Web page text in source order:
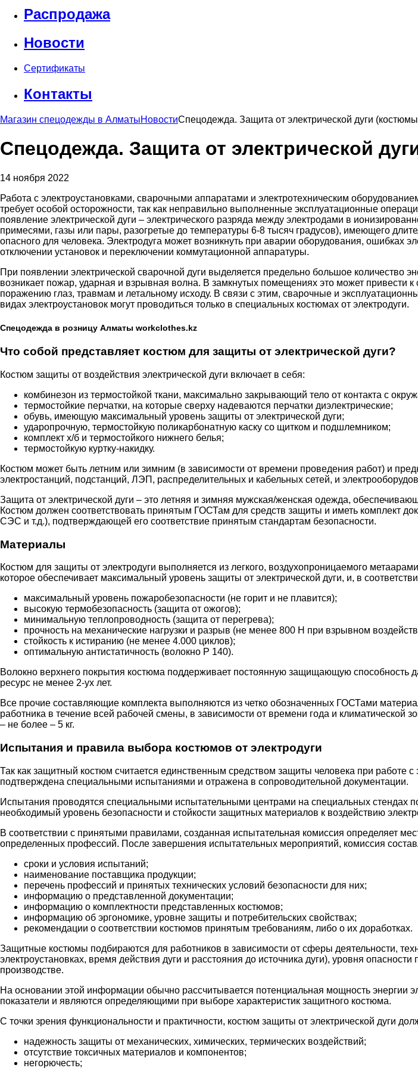
Распродажа
Новости
Сертификаты
Контакты
Магазин спецодежды в АлматыНовостиСпецодежда. Защита от электрической дуги
Спецодежда. Защита от электрической
14 ноября 2022
Работа с электроустановками, сварочными аппаратами и электротехническим
требует особой осторожности, так как неправильно выполненные эксплуатационные
появление электрической дуги – электрического разряда между электродами в
примесями, газы или пары, разогретые до температуры 6-8 тысяч градусов), имеющего
опасного для человека. Электродуга может возникнуть при аварии оборудования, ошибках
отключении установок и переключении коммутационной аппаратуры.
При появлении электрической сварочной дуги выделяется предельно большое количество
возникает пожар, ударная и взрывная волна. В замкнутых помещениях это может привести
поражению глаз, травмам и летальному исходу. В связи с этим, сварочные и
видах электроустановок могут проводиться только в специальных костюмах от электродуги.
Спецодежда в розницу Алматы workclothes.kz
Что собой представляет костюм для защиты от электрической дуги?
Костюм защиты от воздействия электрической дуги включает в себя:
комбинезон из термостойкой ткани, максимально закрывающий тело от контакта с
термостойкие перчатки, на которые сверху надеваются перчатки диэлектрические;
обувь, имеющую максимальный уровень защиты от электрической дуги;
ударопрочную, термостойкую поликарбонатную каску со щитком и подшлемником;
комплект х/б и термостойкого нижнего белья;
термостойкую куртку-накидку.
Костюм может быть летним или зимним (в зависимости от времени проведения работ) и
электростанций, подстанций, ЛЭП, распределительных и кабельных сетей, и
Защита от электрической дуги – это летняя и зимняя мужская/женская одежда,
Костюм должен соответствовать принятым ГОСТам для средств защиты и иметь комплект
СЭС и т.д.), подтверждающей его соответствие принятым стандартам безопасности.
Материалы
Костюм для защиты от электродуги выполняется из легкого, воздухопроницаемого
которое обеспечивает максимальный уровень защиты от электрической дуги, и, в
максимальный уровень пожаробезопасности (не горит и не плавится);
высокую термобезопасность (защита от ожогов);
минимальную теплопроводность (защита от перегрева);
прочность на механические нагрузки и разрыв (не менее 800 Н при взрывном
стойкость к истиранию (не менее 4.000 циклов);
оптимальную антистатичность (волокно Р 140).
Волокно верхнего покрытия костюма поддерживает постоянную защищающую способность
ресурс не менее 2-ух лет.
Все прочие составляющие комплекта выполняются из четко обозначенных ГОСТами
работника в течение всей рабочей смены, в зависимости от времени года и климатической
– не более – 5 кг.
Испытания и правила выбора костюмов от электродуги
Так как защитный костюм считается единственным средством защиты человека при работе
подтверждена специальными испытаниями и отражена в сопроводительной документации.
Испытания проводятся специальными испытательными центрами на специальных стендах
необходимый уровень безопасности и стойкости защитных материалов к воздействию
В соответствии с принятыми правилами, созданная испытательная комиссия определяет
определенных профессий. После завершения испытательных мероприятий, комиссия
сроки и условия испытаний;
наименование поставщика продукции;
перечень профессий и принятых технических условий безопасности для них;
информацию о представленной документации;
информацию о комплектности представленных костюмов;
информацию об эргономике, уровне защиты и потребительских свойствах;
рекомендации о соответствии костюмов принятым требованиям, либо о их доработках.
Защитные костюмы подбираются для работников в зависимости от сферы деятельности,
электроустановках, время действия дуги и расстояния до источника дуги), уровня
производстве.
На основании этой информации обычно рассчитывается потенциальная мощность энергии
показатели и являются определяющими при выборе характеристик защитного костюма.
С точки зрения функциональности и практичности, костюм защиты от электрической дуги
надежность защиты от механических, химических, термических воздействий;
отсутствие токсичных материалов и компонентов;
негорючесть;